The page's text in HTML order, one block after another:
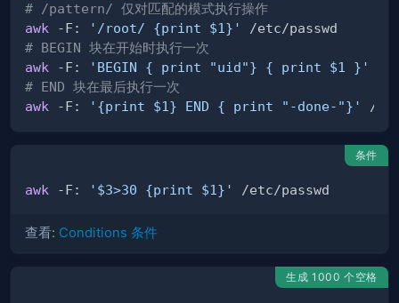
# /pattern/ 仅对匹配的模式执行操作
awk -F:
'/root/ {print $1}'
# BEGIN 块在开始时执行一次
awk -F:
'BEGIN { print "uid"} { print $1 }'
# END 块在最后执行一次
awk -F: '{print $1} END { print "-done-"}'
条件
awk -F: '$3>30 {print $1}'
查看: Conditions 条件
生成 1000 个空格